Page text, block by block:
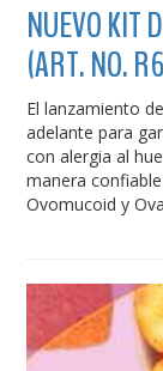
NUEVO KIT
(ART. NO.
El lanzamiento
adelante para
con alergia al
manera
Ovomucoid y